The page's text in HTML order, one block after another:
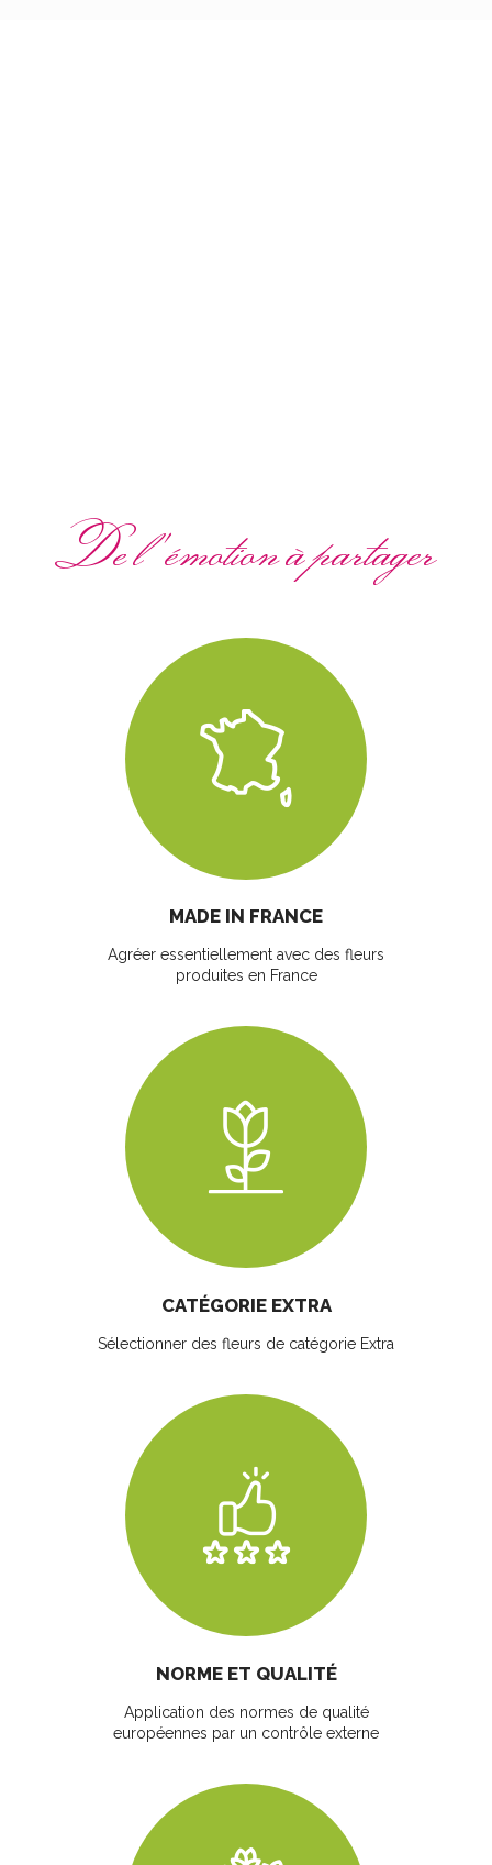
De l'émotion à partager
MADE IN FRANCE
Agréer essentiellement avec des fleurs
produites en France
CATÉGORIE EXTRA
Sélectionner des fleurs de catégorie Extra
NORME ET QUALITÉ
Application des normes de qualité
européennes par un contrôle externe